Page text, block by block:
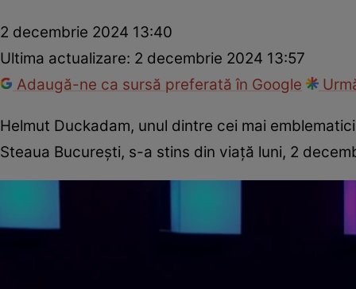
2 decembrie 2024 13:40
Ultima actualizare: 2 decembrie 2024 13:57
Adaugă-ne ca sursă preferată în Google
Helmut Duckadam, unul dintre cei mai
Steaua București, s-a stins din viață luni, 2